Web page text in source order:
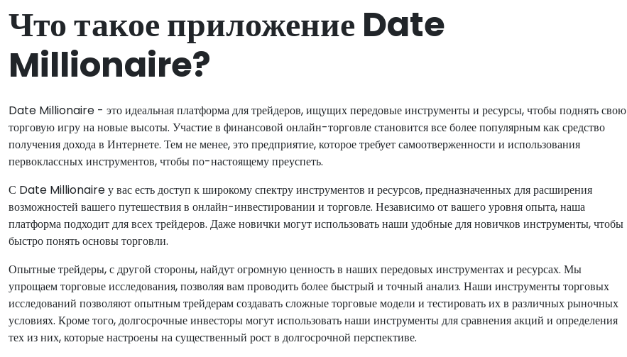
Что такое приложение Date
Millionaire?
Date Millionaire - это идеальная платформа для трейдеров, ищущих передовые инструменты и ресурсы, чтобы поднять свою
торговую игру на новые высоты. Участие в финансовой онлайн-торговле становится все более популярным как средство
получения дохода в Интернете. Тем не менее, это предприятие, которое требует самоотверженности и использования
первоклассных инструментов, чтобы по-настоящему преуспеть.
С Date Millionaire у вас есть доступ к широкому спектру инструментов и ресурсов, предназначенных для расширения
возможностей вашего путешествия в онлайн-инвестировании и торговле. Независимо от вашего уровня опыта, наша
платформа подходит для всех трейдеров. Даже новички могут использовать наши удобные для новичков инструменты, чтобы
быстро понять основы торговли.
Опытные трейдеры, с другой стороны, найдут огромную ценность в наших передовых инструментах и ресурсах. Мы
упрощаем торговые исследования, позволяя вам проводить более быстрый и точный анализ. Наши инструменты торговых
исследований позволяют опытным трейдерам создавать сложные торговые модели и тестировать их в различных рыночных
условиях. Кроме того, долгосрочные инвесторы могут использовать наши инструменты для сравнения акций и определения
тех из них, которые настроены на существенный рост в долгосрочной перспективе.